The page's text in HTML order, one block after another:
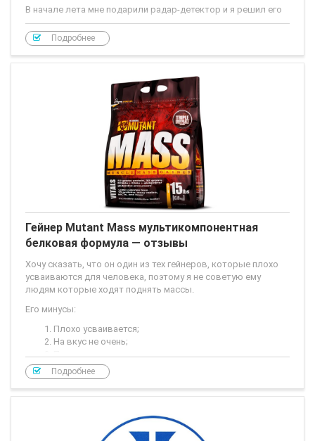
В начале лета мне подарили радар-детектор и я решил его
сразу испытать но как на зло ни одного ИДПС не попалось и
про него забылось. Но всегда настает момент когда уже не
договориться и
Подробнее
Гейнер Mutant Mass мультикомпонентная
белковая формула — отзывы
Хочу сказать, что он один из тех гейнеров, которые плохо
усваиваются для человека, поэтому я не советую ему
людям которые ходят поднять массы.
Его минусы:
Плохо усваивается;
На вкус не очень;
спортивными питаниями.
Подробнее